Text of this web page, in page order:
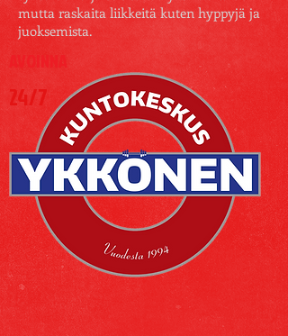
mutta raskaita liikkeitä kuten hyppyjä ja
juoksemista.
AVOINNA
24/7